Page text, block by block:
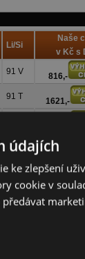
Li/Si
Naše
v Kč s
91 V 816,-
91 T 1621,-
91 V 1473,-
91 V
95 H 1454,-
údajích
ke zlepšení
cookie v